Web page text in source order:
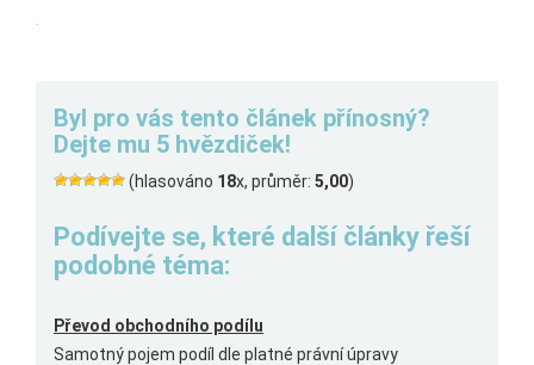
.
Byl pro vás tento článek přínosný?
Dejte mu 5 hvězdiček!
(hlasováno 18x, průměr: 5,00)
Podívejte se, které další články řeší
podobné téma:
Převod obchodního podílu
Samotný pojem podíl dle platné právní úpravy